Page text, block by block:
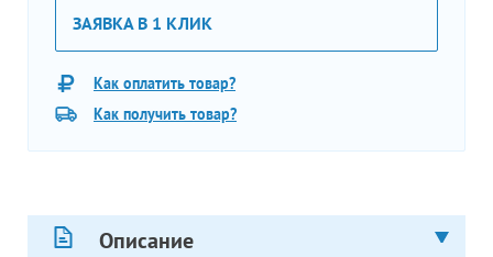
ЗАЯВКА В 1 КЛИК
Как оплатить товар?
Как получить товар?
Описание